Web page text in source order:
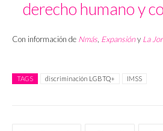
derecho humano y
Con información de Nmás, Expansióny La
TAGS discriminación LGBTQ+ IMSS